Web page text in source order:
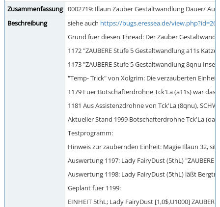
Zusammenfassung 0002719: Illaun Zauber Gestaltwandlung Dauer/
Beschreibung
siehe auch https://bugs.eressea.de/
Grund fuer diesen Thread: Der Zauber
1172 "ZAUBERE Stufe 5 Gestaltwandlung a11s
1173 "ZAUBERE Stufe 5 Gestaltwandlung 8qnu
"Temp- Trick" von Xolgrim: Die verzauberten
1179 Fuer Botschafterdrohne Tck'La (a11s) war
1181 Aus Assistenzdrohne von Tck'La (8qnu),
Aktueller Stand 1999 Botschafterdrohne Tck'La
Testprogramm:
Hinweis zur zaubernden Einheit: Magie Illaun 32,
Auswertung 1197: Lady FairyDust (5thL)
Auswertung 1198: Lady FairyDust (5thL) läßt
Geplant fuer 1199:
EINHEIT 5thL; Lady FairyDust [1,0$,U1000]